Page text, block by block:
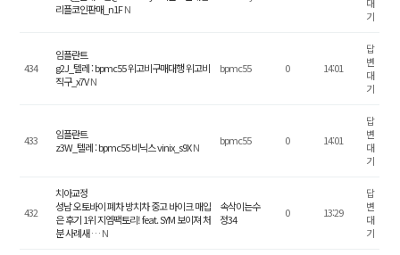
리플코인판매_n1FN
기
434
임플란트
g2J_텔레 : bpmc55 위고비구매대행 위고비
직구_x7VN
bpmc55 0 14:01
답
변
대
기
433
임플란트
z3W_텔레 : bpmc55 비닉스 vinix_s9XN bpmc55 0 14:01
답
변
대
기
432
치아교정
성남 오토바이 폐차 방치차 중고 바이크 매입
은 후기 1위 지엠팩토리! feat. SYM 보이져 처
분 사례새 …N
속삭이는수
정34
0 13:29
답
변
대
기